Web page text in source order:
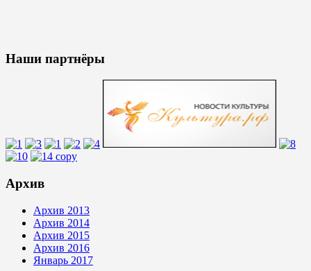
Наши партнёры
Архив
Архив 2013
Архив 2014
Архив 2015
Архив 2016
Январь 2017